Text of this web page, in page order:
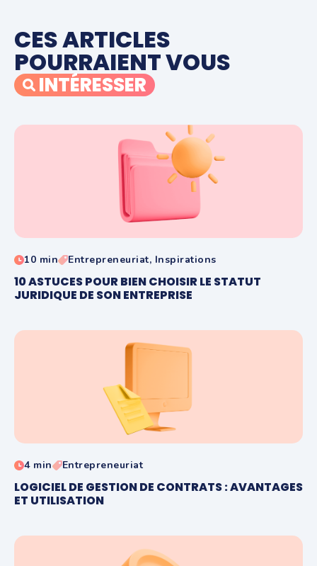
CES ARTICLES
POURRAIENT VOUS
INTÉRESSER
10 min Entrepreneuriat, Inspirations
10 ASTUCES POUR BIEN CHOISIR LE STATUT
JURIDIQUE DE SON ENTREPRISE
4 min Entrepreneuriat
LOGICIEL DE GESTION DE CONTRATS : AVANTAGES
ET UTILISATION